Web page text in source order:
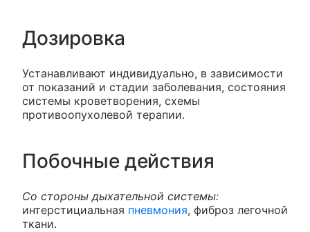
Дозировка
Устанавливают индивидуально, в зависимости
от показаний и стадии заболевания, состояния
системы кроветворения, схемы
противоопухолевой терапии.
Побочные действия
Со стороны дыхательной системы:
интерстициальная пневмония, фиброз легочной
ткани.